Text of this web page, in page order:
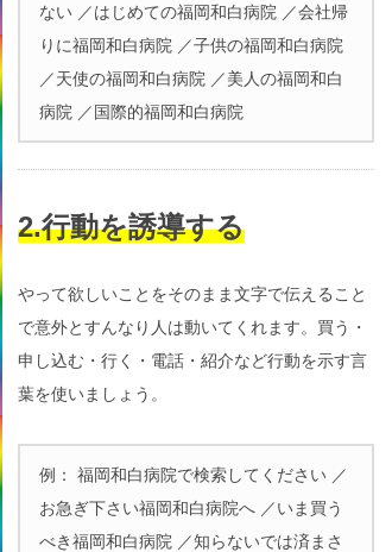
ない ／はじめての福岡和白病院 ／会社帰
りに福岡和白病院 ／子供の福岡和白病院
／天使の福岡和白病院 ／美人の福岡和白
病院 ／国際的福岡和白病院
2.行動を誘導する
やって欲しいことをそのまま文字で伝えること
で意外とすんなり人は動いてくれます。買う・
申し込む・行く・電話・紹介など行動を示す言
葉を使いましょう。
例： 福岡和白病院で検索してください ／
お急ぎ下さい福岡和白病院へ ／いま買う
べき福岡和白病院 ／知らないでは済まさ